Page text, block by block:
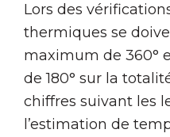
Lors des
thermiques se
maximum de 360°
de 180° sur la
chiffres suivant les
l’estimation de